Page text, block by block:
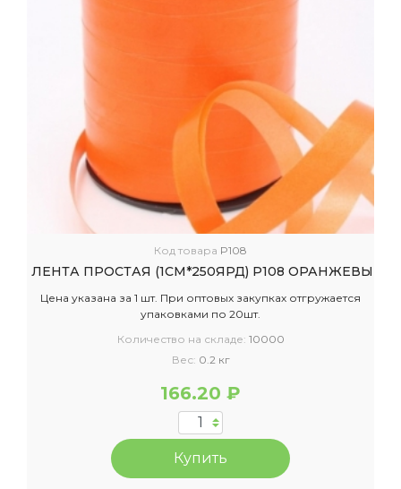
Код товара P108
ЛЕНТА ПРОСТАЯ (1СМ*250ЯРД) P108 ОРАНЖЕВЫЙ
Цена указана за 1 шт. При оптовых закупках отгружается
упаковками по 20шт.
Количество на складе: 10000
Вес: 0.2 кг
166.20 ₽
Купить